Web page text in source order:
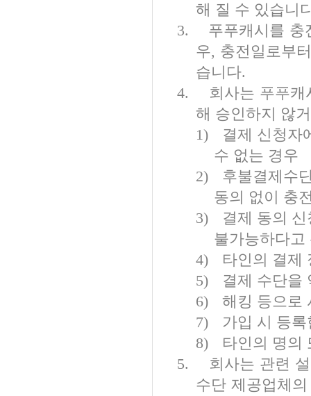
해 질 수 있습니
3.
푸푸캐시를 충
우, 충전일로부
습니다.
4.
회사는 푸푸
해 승인하지 않
1)
결제 신청자
수 없는 경우
2)
후불결제수
동의 없이 충
3)
결제 동의
불가능하다고
4)
타인의 결제
5)
결제 수단을
6)
해킹 등으로
7)
가입 시 등
8)
타인의 명의
5.
회사는 관련
수단 제공업체